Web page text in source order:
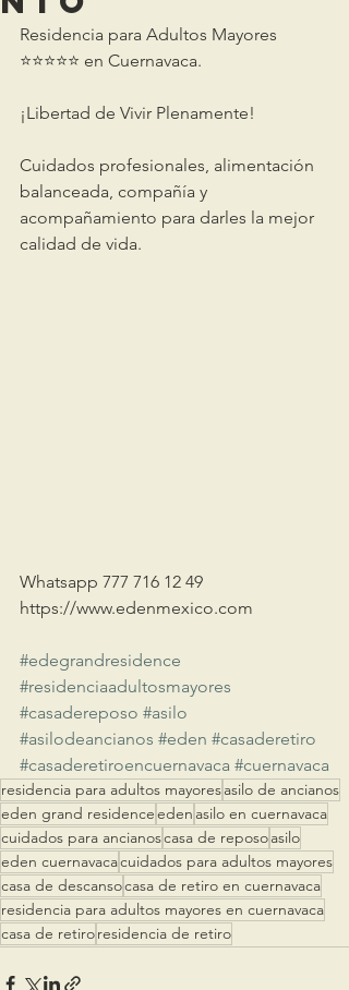
Residencia para Adultos Mayores
⭐️⭐️⭐️⭐️⭐️ en Cuernavaca.
¡Libertad de Vivir Plenamente!
Cuidados profesionales, alimentación
balanceada, compañía y
acompañamiento para darles la mejor
calidad de vida.
Whatsapp 777 716 12 49
https://www.edenmexico.com
#edegrandresidence
#residenciaadultosmayores
#casadereposo #asilo
#asilodeancianos #eden #casaderetiro
#casaderetiroencuernavaca #cuernavaca
residencia para adultos mayoresasilo de ancianos
eden grand residenceeden asilo en cuernavaca
cuidados para ancianoscasa de reposoasilo
eden cuernavacacuidados para adultos mayores
casa de descansocasa de retiro en cuernavaca
residencia para adultos mayores en cuernavaca
casa de retiroresidencia de retiro